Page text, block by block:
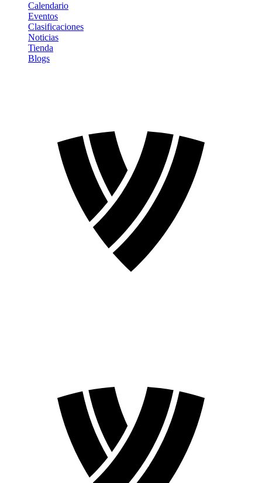
Calendario
Eventos
Clasificaciones
Noticias
Tienda
Blogs